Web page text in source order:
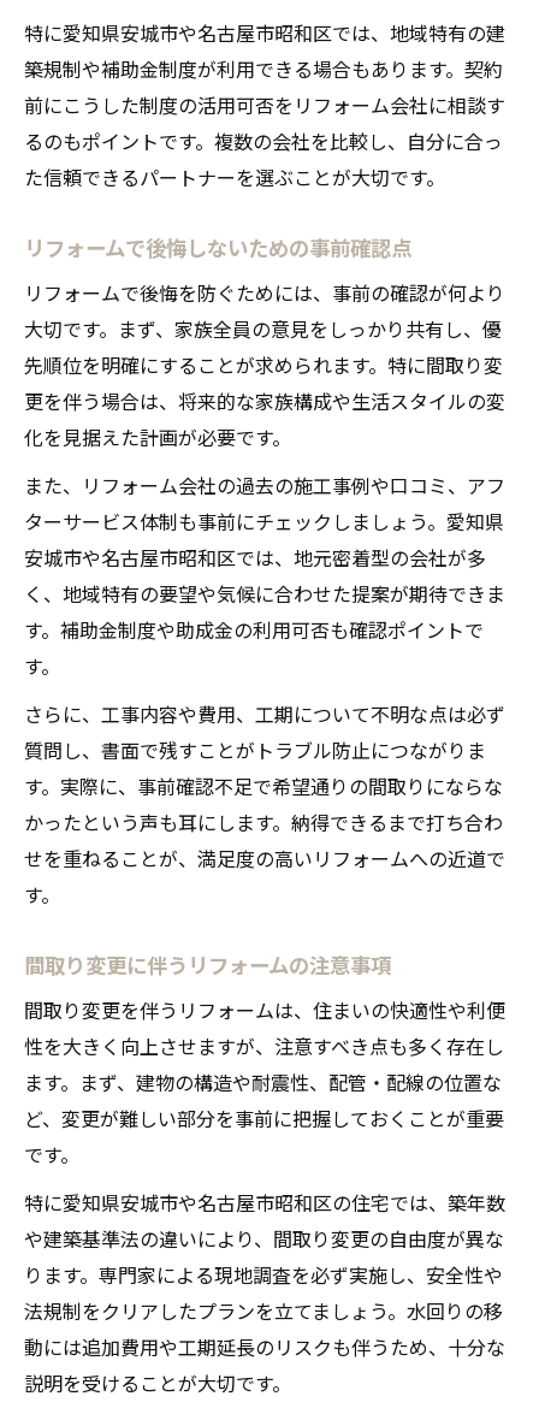
特に愛知県安城市や名古屋市昭和区では、地域特有の建
築規制や補助金制度が利用できる場合もあります。契約
前にこうした制度の活用可否をリフォーム会社に相談す
るのもポイントです。複数の会社を比較し、自分に合っ
た信頼できるパートナーを選ぶことが大切です。
リフォームで後悔しないための事前確認点
リフォームで後悔を防ぐためには、事前の確認が何より
大切です。まず、家族全員の意見をしっかり共有し、優
先順位を明確にすることが求められます。特に間取り変
更を伴う場合は、将来的な家族構成や生活スタイルの変
化を見据えた計画が必要です。
また、リフォーム会社の過去の施工事例や口コミ、アフ
ターサービス体制も事前にチェックしましょう。愛知県
安城市や名古屋市昭和区では、地元密着型の会社が多
く、地域特有の要望や気候に合わせた提案が期待できま
す。補助金制度や助成金の利用可否も確認ポイントで
す。
さらに、工事内容や費用、工期について不明な点は必ず
質問し、書面で残すことがトラブル防止につながりま
す。実際に、事前確認不足で希望通りの間取りにならな
かったという声も耳にします。納得できるまで打ち合わ
せを重ねることが、満足度の高いリフォームへの近道で
す。
間取り変更に伴うリフォームの注意事項
間取り変更を伴うリフォームは、住まいの快適性や利便
性を大きく向上させますが、注意すべき点も多く存在し
ます。まず、建物の構造や耐震性、配管・配線の位置な
ど、変更が難しい部分を事前に把握しておくことが重要
です。
特に愛知県安城市や名古屋市昭和区の住宅では、築年数
や建築基準法の違いにより、間取り変更の自由度が異な
ります。専門家による現地調査を必ず実施し、安全性や
法規制をクリアしたプランを立てましょう。水回りの移
動には追加費用や工期延長のリスクも伴うため、十分な
説明を受けることが大切です。